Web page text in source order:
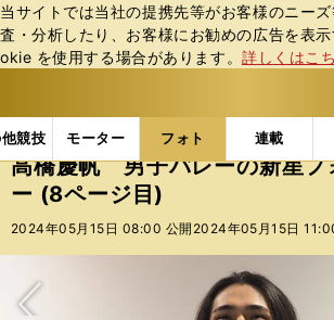
当サイトでは当社の提携先等がお客様のニー
査・分析したり、お客様にお勧めの広告を表
okie を使⽤する場合があります。詳しくはこ
競技 モーター フォト 連載
b
ス
ポ
ル
バ
フォトギャラリー 高橋慶帆 男子
高橋慶帆 男子バレーの新星フ
ー (8ページ目)
2024年05月15日 08:00 公開 2024年05月15日